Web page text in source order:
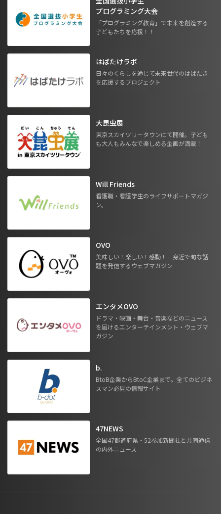
プログラミング大会
「プログラミング教育」で未来を創造する
子どもたちを応援！！
はばたけラボ
日々のくらしを通じて未来世代のはばたき
を応援するプロジェクト
大昆虫展
東京スカイツリータウンにて開催。子ども
も大人もみんなで楽しめる企画が満載！
Will Friends
看護職・看護学生のライフサポートマガジ
ン。
OVO
美味しい！楽しい！感動！ 身近で旬な話
題を発信するウェブマガジン
エンタメOVO
ドラマ・映画・舞台・音楽などのニュース
を届けるエンターテインメント・ウェブマ
ガジン
b.
BtoB企業からBtoC企業まで。全てのビジネ
スマン必見の情報サイト
47NEWS
全国47都道府県・52参加新聞社と共同通信
の内外ニュース